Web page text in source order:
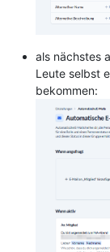
als nächstes
Leute selbst
bekommen: